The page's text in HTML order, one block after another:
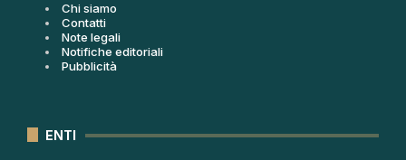
Chi siamo
Contatti
Note legali
Notifiche editoriali
Pubblicità
ENTI